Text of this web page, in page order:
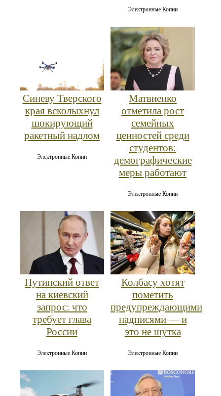
Электронные Копии
Синеву Тверского
края всколыхнул
шокирующий
ракетный надлом
Электронные Копии
Матвиенко
отметила рост
семейных
ценностей среди
студентов:
демографические
меры работают
Электронные Копии
Путинский ответ
на киевский
запрос: что
требует глава
России
Электронные Копии
Колбасу хотят
пометить
предупреждающими
надписями — и
это не шутка
Электронные Копии